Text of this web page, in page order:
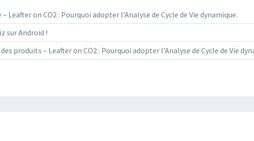
Leafteron CO2 : Pourquoi adopter l’Analyse de Cycle de Vie dynamique.
sur Android !
produits – Leafteron CO2 : Pourquoi adopter l’Analyse de Cycle de Vie